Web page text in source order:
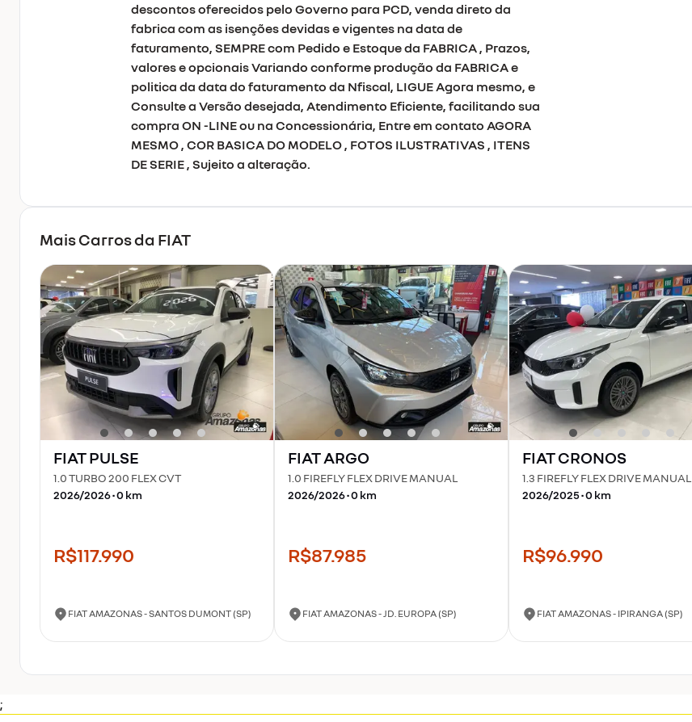
descontos oferecidos pelo Governo para PCD, venda direto da
fabrica com as isenções devidas e vigentes na data de
faturamento, SEMPRE com Pedido e Estoque da FABRICA , Prazos,
valores e opcionais Variando conforme produção da FABRICA e
politica da data do faturamento da Nfiscal, LIGUE Agora mesmo, e
Consulte a Versão desejada, Atendimento Eficiente, facilitando sua
compra ON -LINE ou na Concessionária, Entre em contato AGORA
MESMO , COR BASICA DO MODELO , FOTOS ILUSTRATIVAS , ITENS
DE SERIE , Sujeito a alteração.
Mais Carros da FIAT
FIATPULSE
1.0 TURBO 200 FLEX CVT
2026/2026•0km
R$117.990
FIAT AMAZONAS - SANTOS DUMONT (SP)
FIATARGO
1.0 FIREFLY FLEX DRIVE MANUAL
2026/2026•0km
R$87.985
FIAT AMAZONAS - JD. EUROPA (SP)
FIATCRONOS
1.3 FIREFLY FLEX DRIVE MANUAL
2026/2025•0km
R$96.990
FIAT AMAZONAS - IPIRANGA (SP)
;